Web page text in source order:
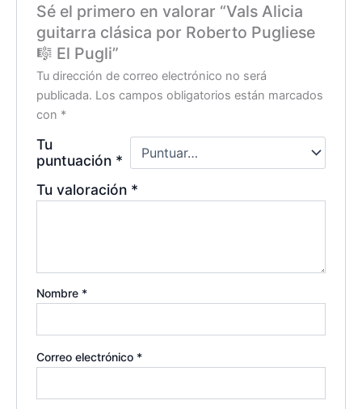
Sé el primero en valorar “ValsAlicia
guitarra clásica por Roberto Pugliese
🎼 El Pugli”
Tu dirección de correo electrónico no será
publicada. Los campos obligatorios están marcados
con *
Tu
puntuación *
Tu valoración *
Nombre *
Correo electrónico *